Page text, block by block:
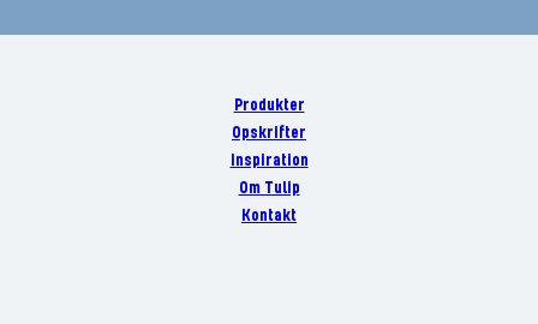
Produkter
Opskrifter
Inspiration
Om Tulip
Kontakt